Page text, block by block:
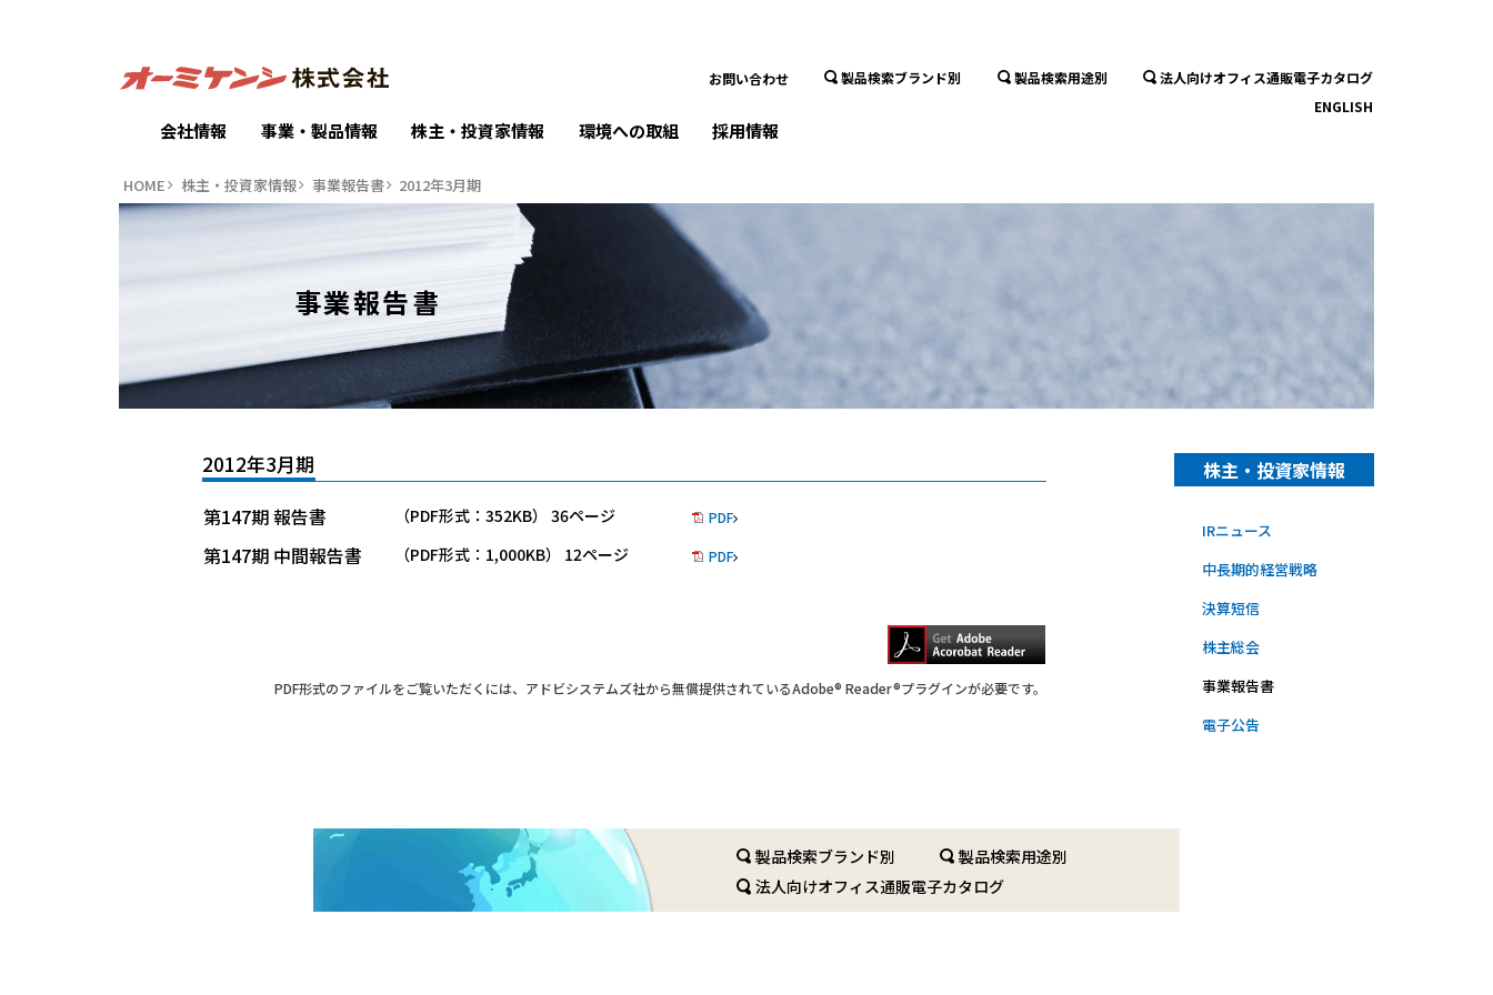
お問い合わせ 製品検索ブランド別 製品検索用途別
法人向けオフィス通販電子カタログ
ENGLISH
会社情報 事業・製品情報 株主・投資家情報 環境への取組 採用情報
HOME 株主・投資家情報 事業報告書 2012年3月期
事業報告書
2012年3月期
第147期 報告書 （PDF形式：352KB） 36ページ PDF
第147期 中間報告書 （PDF形式：1,000KB） 12ページ PDF
PDF形式のファイルをご覧いただくには、アドビシステムズ社から無償提供されているAdobe® Reader®プラグインが必要です。
株主・投資家情報
IRニュース
中長期的経営戦略
決算短信
株主総会
事業報告書
電子公告
製品検索ブランド別
製品検索用途別
法人向けオフィス通販電子カタログ